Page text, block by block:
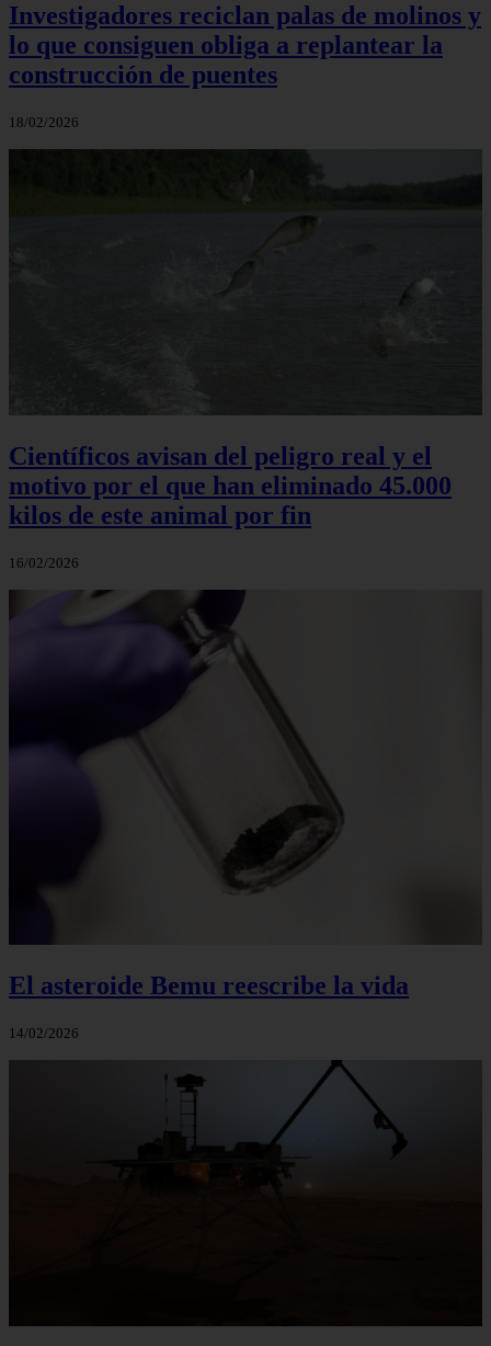
Investigadores reciclan palas de molinos y
lo que consiguen obliga a replantear la
construcción de puentes
18/02/2026
Científicos avisan del peligro real y el
motivo por el que han eliminado 45.000
kilos de este animal por fin
16/02/2026
El asteroide Bemu reescribe la vida
14/02/2026